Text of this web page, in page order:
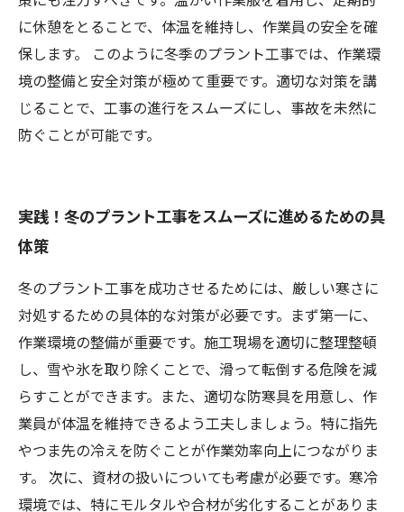
に休憩をとることで、体温を維持し、作業員の安全を確
保します。 このように冬季のプラント工事では、作業環
境の整備と安全対策が極めて重要です。適切な対策を講
じることで、工事の進行をスムーズにし、事故を未然に
防ぐことが可能です。
実践！冬のプラント工事をスムーズに進めるための具
体策
冬のプラント工事を成功させるためには、厳しい寒さに
対処するための具体的な対策が必要です。まず第一に、
作業環境の整備が重要です。施工現場を適切に整理整頓
し、雪や氷を取り除くことで、滑って転倒する危険を減
らすことができます。また、適切な防寒具を用意し、作
業員が体温を維持できるよう工夫しましょう。特に指先
やつま先の冷えを防ぐことが作業効率向上につながりま
す。 次に、資材の扱いについても考慮が必要です。寒冷
環境では、特にモルタルや合材が劣化することがありま